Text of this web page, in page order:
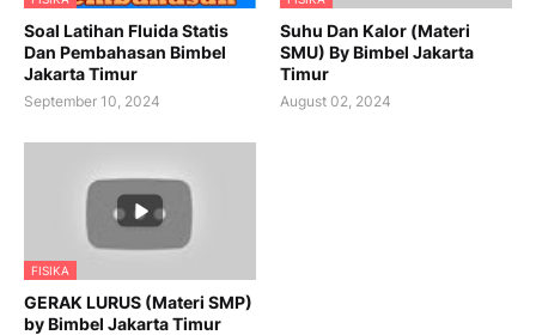
Soal Latihan Fluida Statis
Dan Pembahasan Bimbel
Jakarta Timur
September 10, 2024
Suhu Dan Kalor (Materi
SMU) By Bimbel Jakarta
Timur
August 02, 2024
FISIKA
GERAK LURUS (Materi SMP)
by Bimbel Jakarta Timur